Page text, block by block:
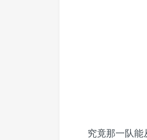
究竟那一队